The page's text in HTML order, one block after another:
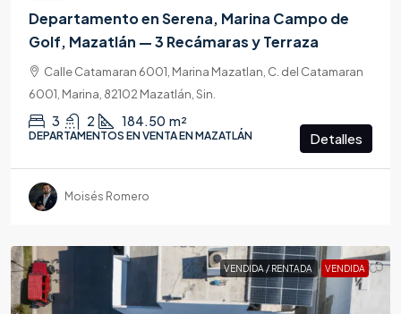
Departamento en Serena, Marina Campo de
Golf, Mazatlán — 3 Recámaras y Terraza
Calle Catamaran 6001, Marina Mazatlan, C. del Catamaran
6001, Marina, 82102 Mazatlán, Sin.
3 2 184.50 m²
DEPARTAMENTOS EN VENTA EN MAZATLÁN Detalles
Moisés Romero
VENDIDA / RENTADA VENDIDA